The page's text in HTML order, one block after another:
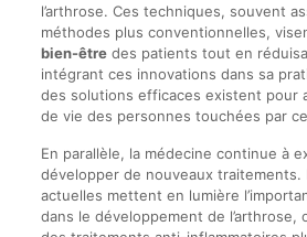
l’arthrose. Ces techniques, souvent
méthodes plus conventionnelles,
bien-êtredes patients tout en
intégrant ces innovations dans sa
des solutions efficaces existent pour
de vie des personnes touchées par
En parallèle, la médecine continue à
développer de nouveaux traitements.
actuelles mettent en lumière
dans le développement de l’arthrose,